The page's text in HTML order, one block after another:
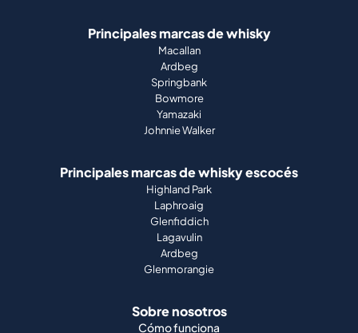
Principales marcas de whisky
Macallan
Ardbeg
Springbank
Bowmore
Yamazaki
Johnnie Walker
Principales marcas de whisky escocés
Highland Park
Laphroaig
Glenfiddich
Lagavulin
Ardbeg
Glenmorangie
Sobre nosotros
Cómo funciona